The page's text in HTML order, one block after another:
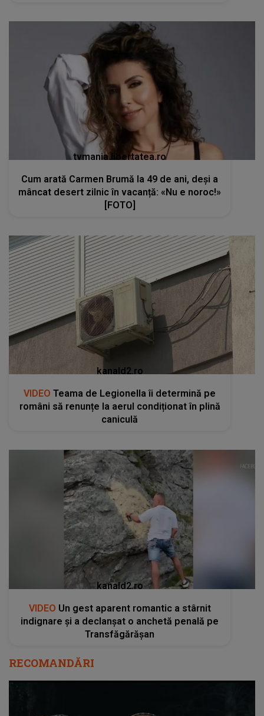
tvmania.libertatea.ro
Cum arată Carmen Brumă la 49 de ani, deși a
mâncat desert zilnic în vacanță: «Nu e noroc!»
[FOTO]
kanald2.ro
VIDEO Teama de Legionella îi determină pe
români să renunțe la aerul condiționat în plină
caniculă
kanald2.ro
VIDEO Un gest aparent romantic a stârnit
indignare și a declanșat o anchetă penală pe
Transfăgărășan
RECOMANDĂRI